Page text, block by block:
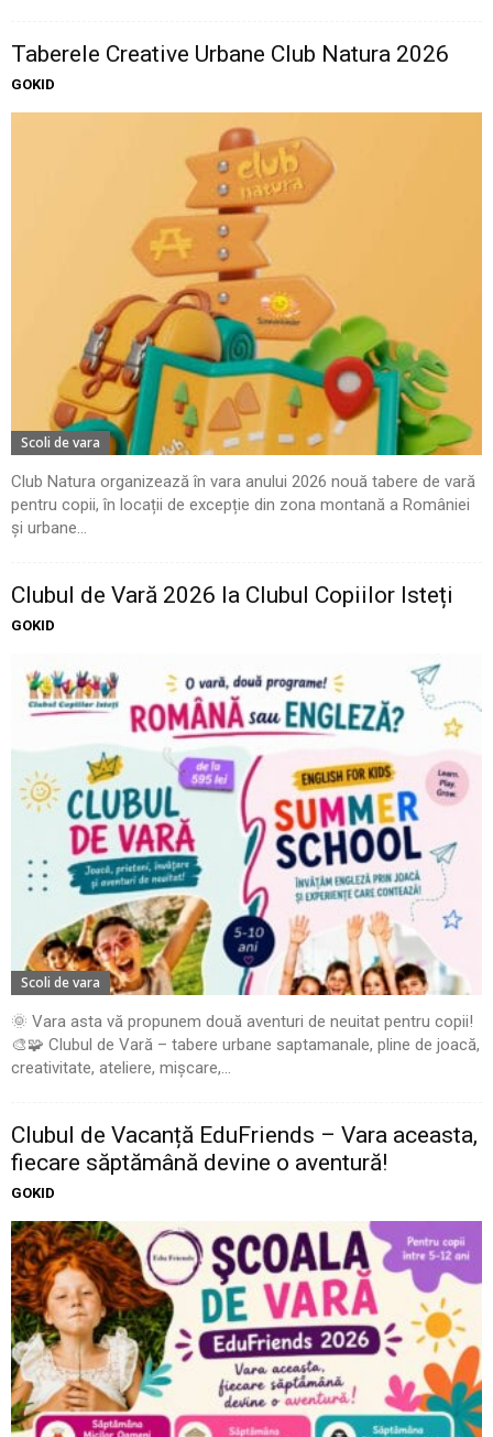
Taberele Creative Urbane Club Natura 2026
GOKID
Scoli de vara
Club Natura organizează în vara anului 2026 nouă tabere de vară
pentru copii, în locații de excepție din zona montană a României
și urbane...
Clubul de Vară 2026 la Clubul Copiilor Isteți
GOKID
Scoli de vara
🌞 Vara asta vă propunem două aventuri de neuitat pentru copii!
🎨🧩 Clubul de Vară – tabere urbane saptamanale, pline de joacă,
creativitate, ateliere, mișcare,...
Clubul de Vacanță EduFriends – Vara aceasta,
fiecare săptămână devine o aventură!
GOKID